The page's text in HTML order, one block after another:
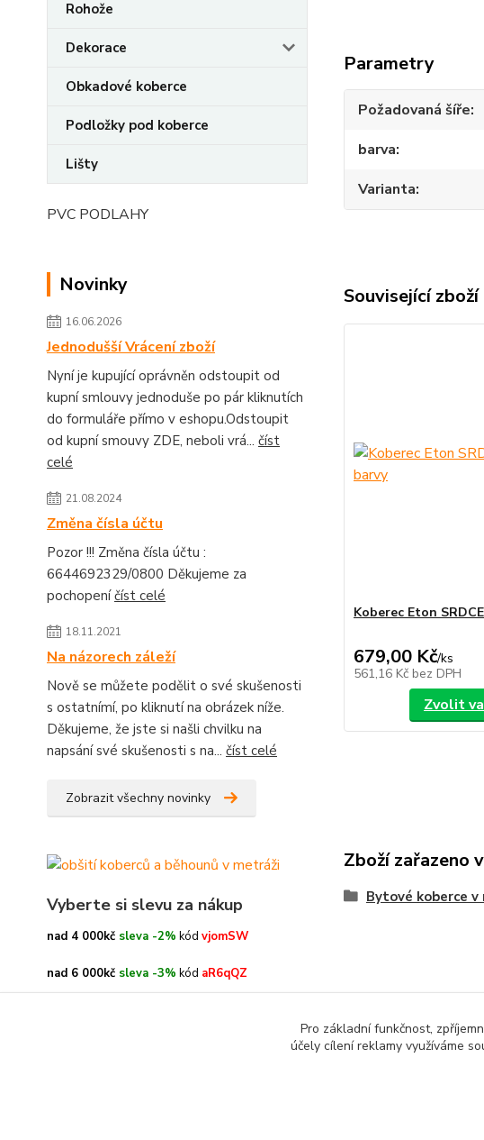
Rohože
Dekorace
Obkadové koberce
Podložky pod koberce
Lišty
PVC PODLAHY
Novinky
16.06.2026
Jednodušší Vrácení zboží
Nyní je kupující oprávněn odstoupit od
kupní smlouvy jednoduše po pár kliknutích
do formuláře přímo v eshopu.Odstoupit
od kupní smouvy ZDE, neboli vrá... číst
celé
21.08.2024
Změna čísla účtu
Pozor !!! Změna čísla účtu :
6644692329/0800 Děkujeme za
pochopeníčíst celé
18.11.2021
Na názorech záleží
Nově se můžete podělit o své skušenosti
s ostatnímí, po kliknutí na obrázek níže.
Děkujeme, že jste si našli chvilku na
napsání své skušenosti s na... číst celé
Zobrazit všechny novinky
Vyberte si slevu za nákup
nad 4 000kč sleva -2% kód vjomSW
nad 6 000kč sleva -3% kód aR6qQZ
Parametry
Požadovaná šíře
barva
Varianta
Související zboží
Koberec Eton
679,00 Kč/ks
561,16 Kč bez DPH
Zvolit
Zboží zařazeno
Bytové koberce
Pro základní funkčnost,
účely cílení reklamy využíváme